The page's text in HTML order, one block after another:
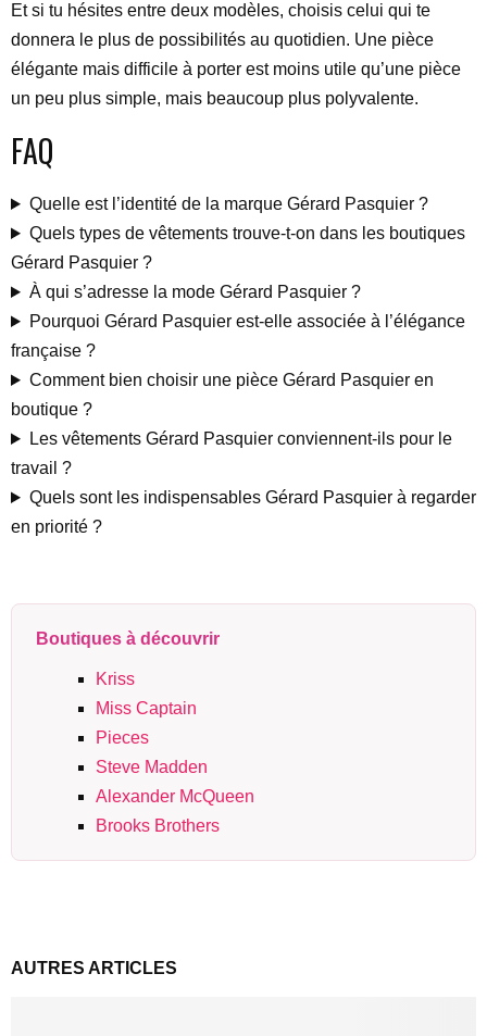
Et si tu hésites entre deux modèles, choisis celui qui te
donnera le plus de possibilités au quotidien. Une pièce
élégante mais difficile à porter est moins utile qu’une pièce
un peu plus simple, mais beaucoup plus polyvalente.
FAQ
Quelle est l’identité de la marque Gérard Pasquier ?
Quels types de vêtements trouve-t-on dans les boutiques
Gérard Pasquier ?
À qui s’adresse la mode Gérard Pasquier ?
Pourquoi Gérard Pasquier est-elle associée à l’élégance
française ?
Comment bien choisir une pièce Gérard Pasquier en
boutique ?
Les vêtements Gérard Pasquier conviennent-ils pour le
travail ?
Quels sont les indispensables Gérard Pasquier à regarder
en priorité ?
Boutiques à découvrir
Kriss
Miss Captain
Pieces
Steve Madden
Alexander McQueen
Brooks Brothers
AUTRES ARTICLES